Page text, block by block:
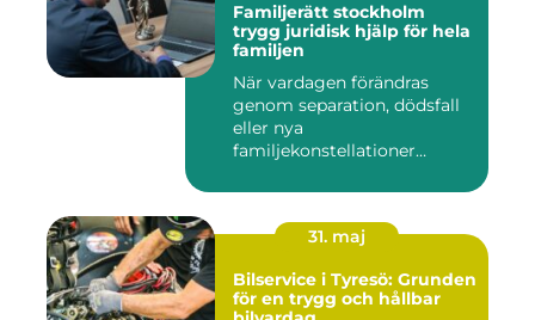
Familjerätt stockholm
trygg juridisk hjälp för hela
familjen
När vardagen förändras
genom separation, dödsfall
eller nya
familjekonstellationer
31. maj
Bilservice i Tyresö: Grunden
för en trygg och hållbar